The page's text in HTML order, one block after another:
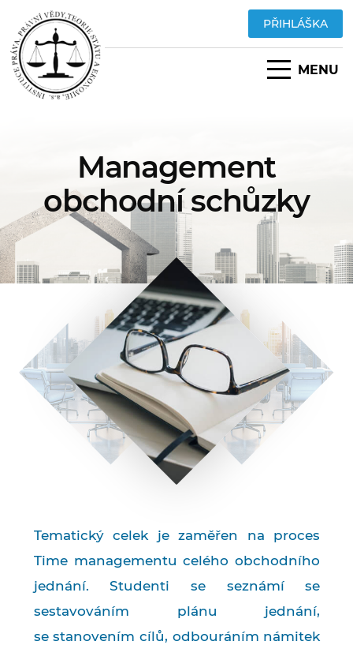
PŘIHLÁŠKA
MENU
Management
obchodní schůzky
Tematický celek je zaměřen na proces
Time managementu celého obchodního
jednání. Studenti se seznámí se
sestavováním plánu jednání,
se stanovením cílů, odbouráním námitek